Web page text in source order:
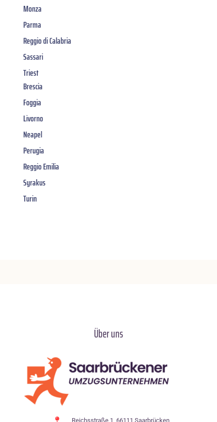
Monza
Parma
Reggio di Calabria
Sassari
Triest
Brescia
Foggia
Livorno
Neapel
Perugia
Reggio Emilia
Syrakus
Turin
Über uns
Reichsstraße 1, 66111 Saarbrücken